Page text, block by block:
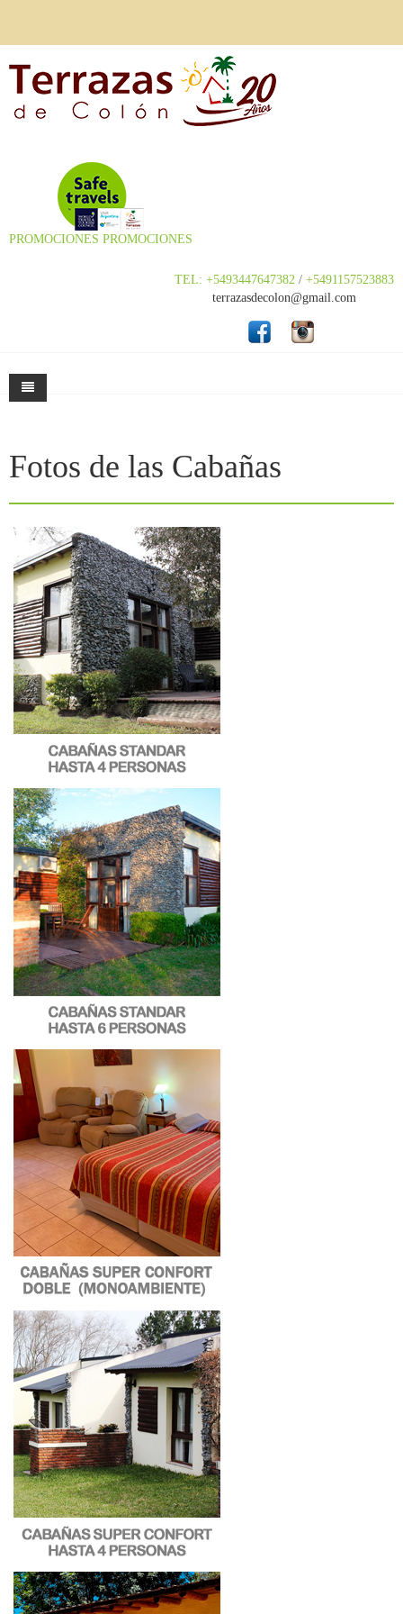
PROMOCIONES PROMOCIONES
TEL: +5493447647382 / +5491157523883
terrazasdecolon@gmail.com
Hostería
Restó
Servicios
Galería
Tarifas
Promociones
Mapa
Contacto
Fotos de las Cabañas